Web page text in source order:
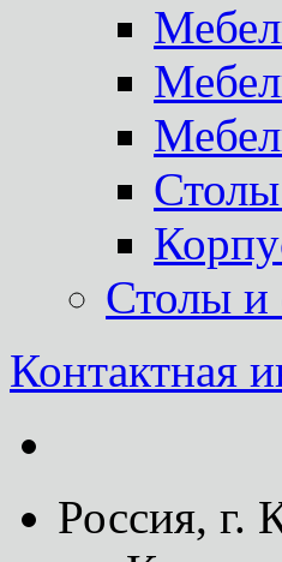
Столы и
Контактная
Россия, г.